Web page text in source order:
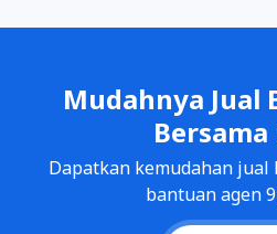
Mudahnya Jual
Bersama
Dapatkan kemudahan
bantuan agen